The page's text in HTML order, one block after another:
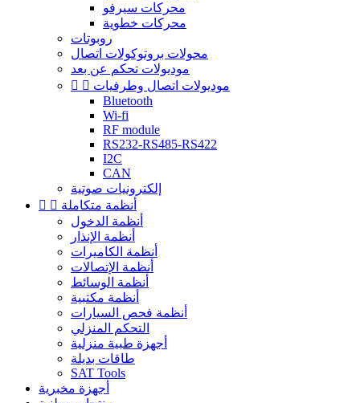
محركات سيرفو
محركات خطوية
روبوتات
محولات بروتوكولات اتصال
موديولات تحكم عن بعد
  موديولات اتصال وطرفيات
Bluetooth
Wi-fi
RF module
RS232-RS485-RS422
I2C
CAN
إلكترونيات صوتية
  أنظمة متكاملة
أنظمة الدخول
أنظمة الإنذار
أنظمة الكاميرات
أنظمة الإتصالات
أنظمة الوسائط
أنظمة مكتبية
أنظمة فحص السيارات
التحكم المنزلي
أجهزة طبية منزلية
طاقات بديلة
SAT Tools
أجهزة مخبرية